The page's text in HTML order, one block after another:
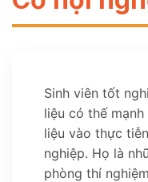
Sinh viên tốt
liệu có thế
liệu vào thực
nghiệp. Họ là
phòng thí